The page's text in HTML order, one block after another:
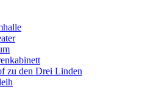
zu den Drei Linden